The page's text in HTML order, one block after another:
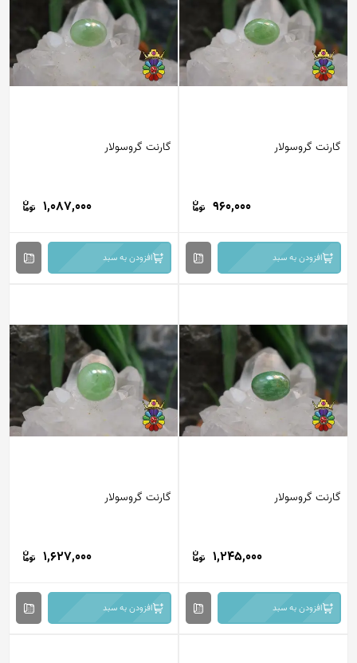
گارنت گروسولار
960,000
افزودن به سبد
گارنت گروسولار
1,087,000
افزودن به سبد
گارنت گروسولار
1,245,000
افزودن به سبد
گارنت گروسولار
1,627,000
افزودن به سبد